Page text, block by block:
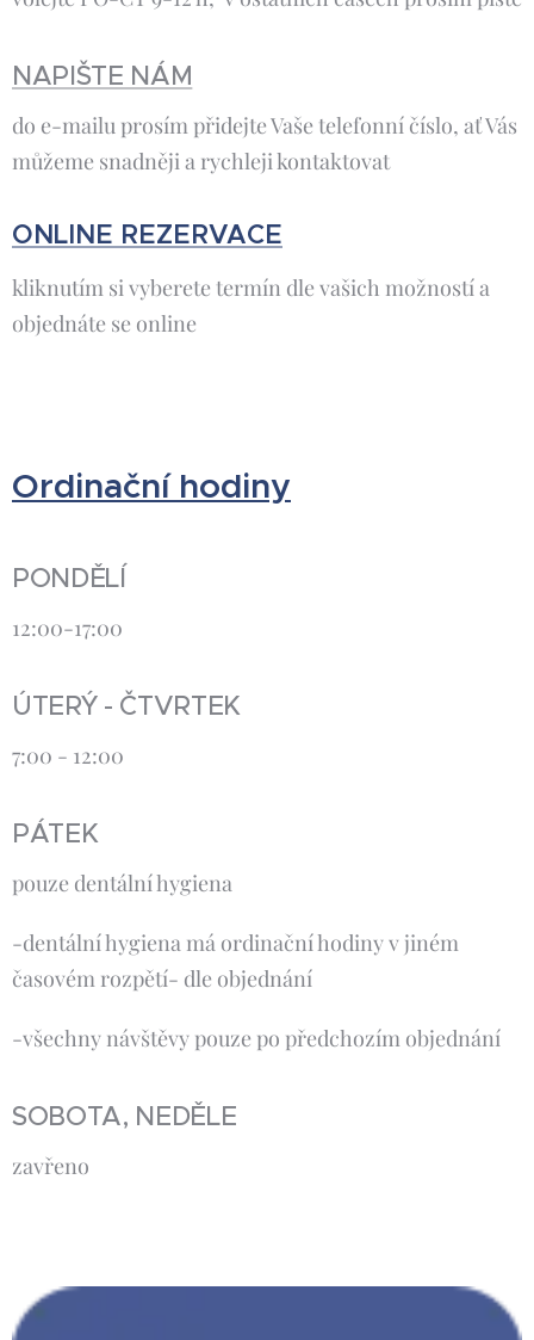
NAPIŠTE NÁM
do e-mailu prosím přidejte Vaše telefonní číslo, ať Vás
můžeme snadněji a rychleji kontaktovat
ONLINE REZERVACE
kliknutím si vyberete termín dle vašich možností a
objednáte se online
Ordinační hodiny
PONDĚLÍ
12:00-17:00
ÚTERÝ - ČTVRTEK
7:00 - 12:00
PÁTEK
pouze dentální hygiena
-dentální hygiena má ordinační hodiny v jiném
časovém rozpětí- dle objednání
-všechny návštěvy pouze po předchozím objednání
SOBOTA, NEDĚLE
zavřeno